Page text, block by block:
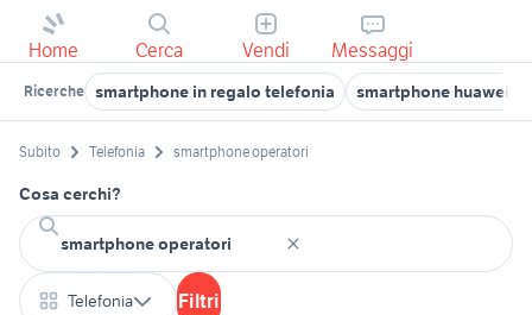
Home Cerca Vendi Messaggi
Ricerche smartphone in regalo telefonia smartphone huawei
Subito Telefonia smartphone operatori
Cosa cerchi?
Telefonia Filtri